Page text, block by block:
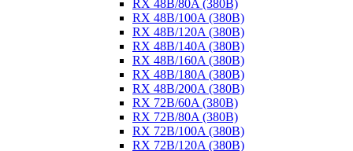
RX 48B/80A (380B)
RX 48B/100A (380B)
RX 48B/120A (380B)
RX 48B/140A (380B)
RX 48B/160A (380B)
RX 48B/180A (380B)
RX 48B/200A (380B)
RX 72B/60A (380B)
RX 72B/80A (380B)
RX 72B/100A (380B)
RX 72B/120A (380B)